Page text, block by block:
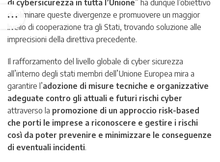
di cybersicurezza in tutta l’Unione” ha dunque l’obiettivo
di eliminare queste divergenze e promuovere un maggior
livello di cooperazione tra gli Stati, trovando soluzione alle
imprecisioni della direttiva precedente.
Il rafforzamento del livello globale di cyber sicurezza
all’interno degli stati membri dell’Unione Europea mira a
garantire l’adozione di misure tecniche e organizzative
adeguate contro gli attuali e futuri rischi cyber
attraverso la promozione di un approccio risk-based
che porti le imprese a riconoscere e gestire i rischi
così da poter prevenire e minimizzare le conseguenze
di eventuali incidenti.